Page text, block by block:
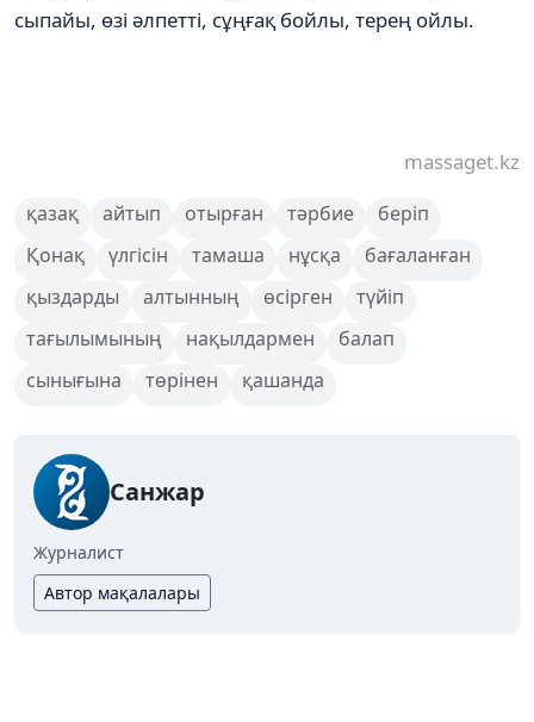
сыпайы, өзі әлпетті, сұңғақ бойлы, терең ойлы.
massaget.kz
қазақ айтып отырған тәрбие
беріп
Қонақ
үлгісін тамаша нұсқа
бағаланған
қыздарды
алтынның өсірген
түйіп
тағылымының
нақылдармен
балап
сынығына
төрінен қашанда
Санжар
Журналист
Автор мақалалары